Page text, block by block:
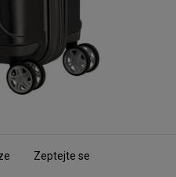
Zeptejte se